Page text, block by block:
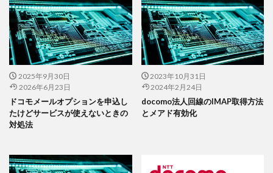
2025年9月30日
2026年6月23日
ドコモメールオプションを申込し
たけどサービスが使えないときの
対処法
2023年10月31日
2024年2月24日
docomo法人回線のIMAP取得方法
とメアド有効化